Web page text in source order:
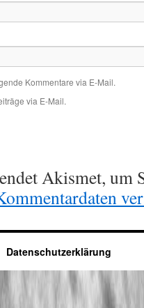
Kommentare via E-Mail.
via E-Mail.
Akismet, um
Datenschutzerklärung